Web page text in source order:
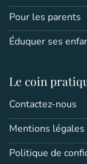
Pour les parents
Éduquer ses
Le coin
Contactez-nous
Mentions légales
Politique de